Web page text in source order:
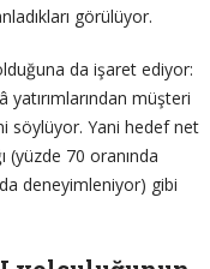
görülüyor.
da işaret ediyor:
yatırımlarından müşteri
söylüyor. Yani hedef net
(yüzde 70 oranında
deneyimleniyor) gibi